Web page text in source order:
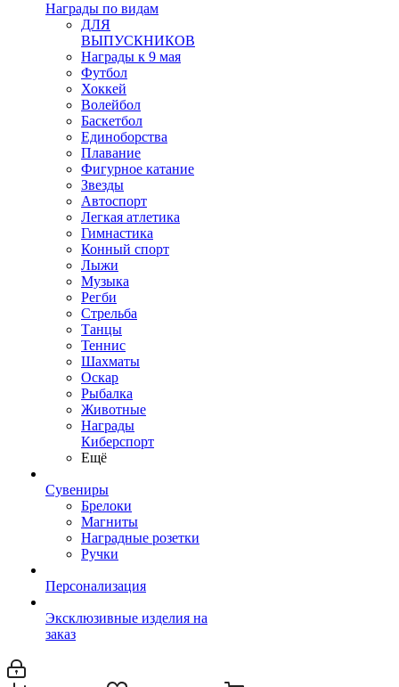
Награды по видам
ДЛЯ
ВЫПУСКНИКОВ
Награды к 9 мая
Футбол
Хоккей
Волейбол
Баскетбол
Единоборства
Плавание
Фигурное катание
Звезды
Автоспорт
Легкая атлетика
Гимнастика
Конный спорт
Лыжи
Музыка
Регби
Стрельба
Танцы
Теннис
Шахматы
Оскар
Рыбалка
Животные
Награды
Киберспорт
Ещё
Сувениры
Брелоки
Магниты
Наградные розетки
Ручки
Персонализация
Эксклюзивные изделия на
заказ